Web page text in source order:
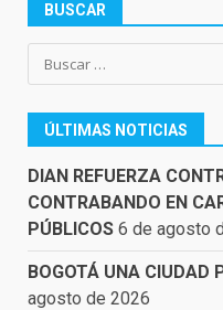
BUSCAR
Buscar:
ÚLTIMAS NOTICIAS
DIAN REFUERZA
CONTRABANDO EN
PÚBLICOS 6 de agosto
BOGOTÁ UNA CIUDAD
agosto de 2026